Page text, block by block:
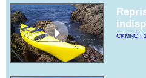
CKMNC |